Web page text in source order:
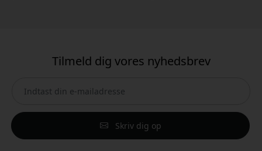
Tilmeld dig vores nyhedsbrev
Skriv dig op